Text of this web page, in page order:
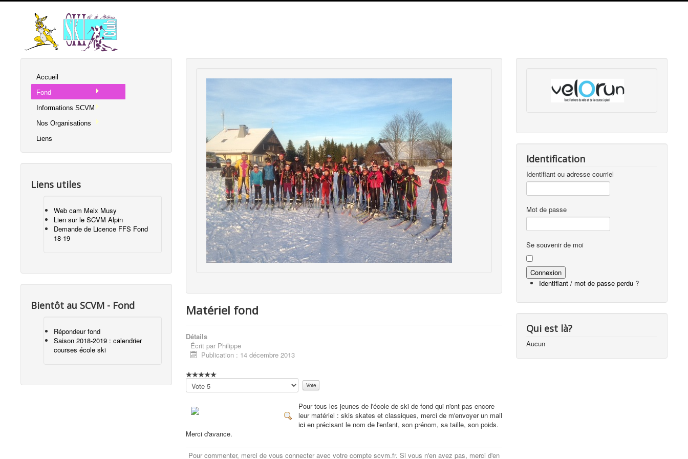
Accueil
Fond
Informations SCVM
Nos Organisations
Liens
Liens utiles
Web cam Meix Musy
Lien sur le SCVM Alpin
Demande de Licence FFS Fond
18-19
Bientôt au SCVM - Fond
Répondeur fond
Saison 2018-2019 : calendrier
courses école ski
Matériel fond
Détails
Écrit par Philippe
Publication : 14 décembre 2013
Veuillez
voter
Pour tous les jeunes de l'école de ski de fond qui n'ont pas encore
leur matériel : skis skates et classiques, merci de m'envoyer un mail
icien précisant le nom de l'enfant, son prénom, sa taille, son poids.
Merci d'avance.
Pour commenter, merci de vous connecter avec votre compte scvm.fr. Si vous n'en avez pas, merci d'en
Identification
Identifiant ou adresse courriel
Mot de passe
Se souvenir de moi
Identifiant / mot de passe perdu ?
Qui est là?
Aucun